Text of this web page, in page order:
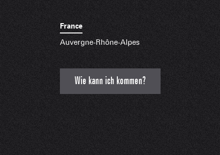
France
Auvergne-Rhône-Alpes
Wie kann ich kommen?